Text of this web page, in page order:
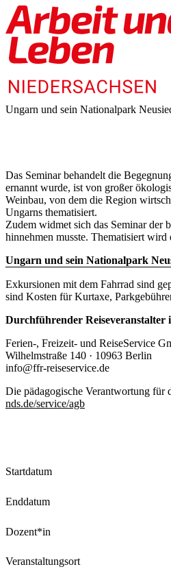
Ungarn und sein Nationalpark
Das Seminar behandelt die
ernannt wurde, ist von großer
Weinbau, von dem die Region
Ungarns thematisiert.
Zudem widmet sich das Seminar der
hinnehmen musste. Thematisiert
Ungarn und sein Nationalpark
Exkursionen mit dem Fahrrad sind
sind Kosten für Kurtaxe,
Durchführender Reiseveranstalter
Ferien-, Freizeit- und ReiseService
Wilhelmstraße 140 · 10963 Berlin
info@ffr-reiseservice.de
Die pädagogische Verantwortung für
nds.de/service/agb
Startdatum
Enddatum
Dozent*in
Veranstaltungsort